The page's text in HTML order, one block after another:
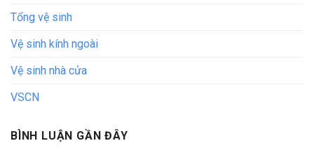
Tổng vệ sinh
Vệ sinh kính ngoài
Vệ sinh nhà cửa
VSCN
BÌNH LUẬN GẦN ĐÂY